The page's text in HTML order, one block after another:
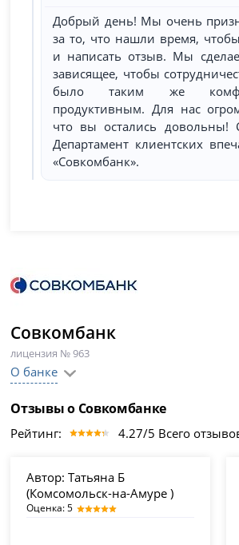
Добрый день! Мы очень
за то, что нашли время,
и написать отзыв. Мы
зависящее, чтобы
было таким же
продуктивным. Для нас
что вы остались довольны!
Департамент клиентских
«Совкомбанк».
Совкомбанк
лицензия № 963
О банке
Отзывы о Совкомбанке
Рейтинг: 4.27/5 Всего
Автор: Татьяна Б
(Комсомольск-на-Амуре )
Оценка: 5